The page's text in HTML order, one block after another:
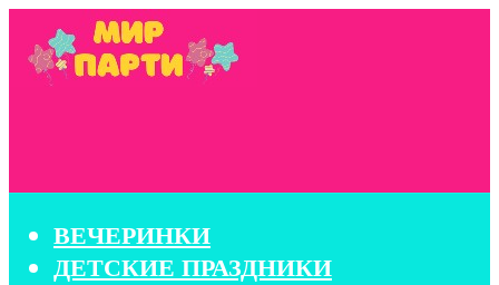
ВЕЧЕРИНКИ
ДЕТСКИЕ ПРАЗДНИКИ